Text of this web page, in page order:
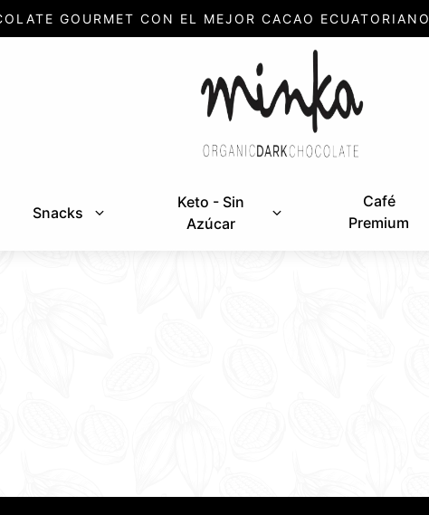
GOURMET CON EL MEJOR CACAO ECUATORIANO
Snacks
Keto - Sin
Azúcar
Café
Premium